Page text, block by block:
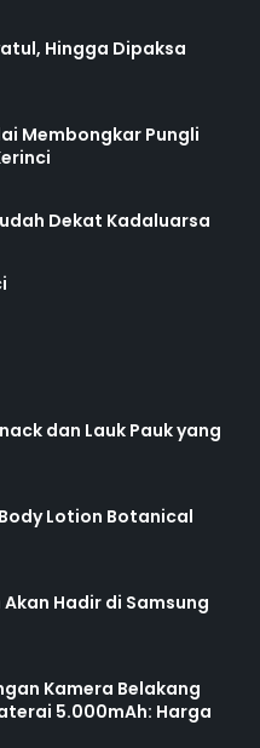
Hingga Dipaksa
Membongkar Pungli
Dekat Kadaluarsa
dan Lauk Pauk yang
Lotion Botanical
Hadir di Samsung
Kamera Belakang
5.000mAh: Harga